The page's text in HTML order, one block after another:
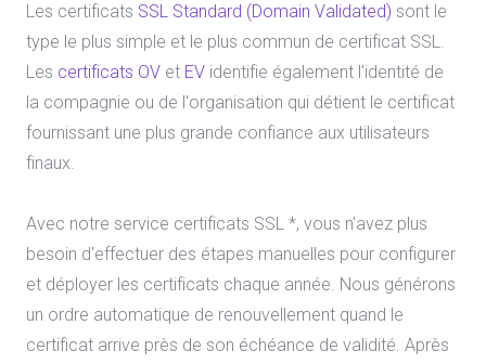
Les certificats SSL Standard (Domain Validated) sont le
type le plus simple et le plus commun de certificat SSL.
Les certificats OV et EV identifie également l'identité de
la compagnie ou de l'organisation qui détient le certificat
fournissant une plus grande confiance aux utilisateurs
finaux.
Avec notre service certificats SSL *, vous n'avez plus
besoin d'effectuer des étapes manuelles pour configurer
et déployer les certificats chaque année. Nous générons
un ordre automatique de renouvellement quand le
certificat arrive près de son échéance de validité. Après